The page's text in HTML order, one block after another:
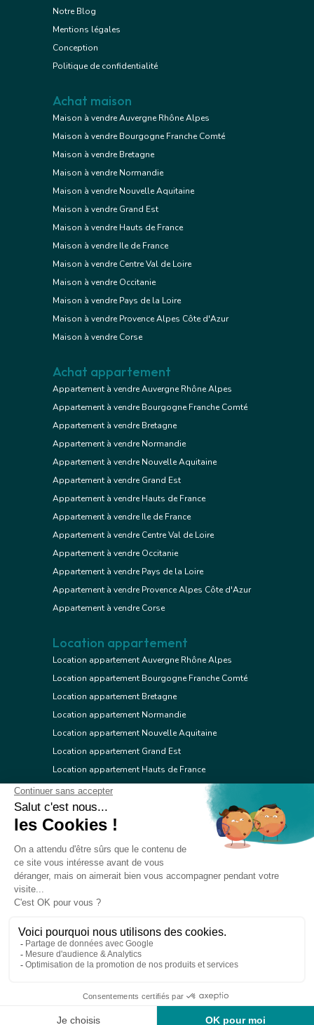
Notre Blog
Mentions légales
Conception
Politique de confidentialité
© 2026 Réseau immobilier l'Adresse
Achat maison
Maison à vendre Auvergne Rhône Alpes
Maison à vendre Bourgogne Franche Comté
Maison à vendre Bretagne
Maison à vendre Normandie
Maison à vendre Nouvelle Aquitaine
Maison à vendre Grand Est
Maison à vendre Hauts de France
Maison à vendre Ile de France
Maison à vendre Centre Val de Loire
Maison à vendre Occitanie
Maison à vendre Pays de la Loire
Maison à vendre Provence Alpes Côte d'Azur
Maison à vendre Corse
Achat appartement
Appartement à vendre Auvergne Rhône Alpes
Appartement à vendre Bourgogne Franche Comté
Appartement à vendre Bretagne
Appartement à vendre Normandie
Appartement à vendre Nouvelle Aquitaine
Appartement à vendre Grand Est
Appartement à vendre Hauts de France
Appartement à vendre Ile de France
Appartement à vendre Centre Val de Loire
Appartement à vendre Occitanie
Appartement à vendre Pays de la Loire
Appartement à vendre Provence Alpes Côte d'Azur
Appartement à vendre Corse
Location appartement
Location appartement Auvergne Rhône Alpes
Location appartement Bourgogne Franche Comté
Location appartement Bretagne
Location appartement Normandie
Location appartement Nouvelle Aquitaine
Location appartement Grand Est
Location appartement Hauts de France
Location appartement Ile de France
Location appartement Centre Val de Loire
Location appartement Occitanie
Location appartement Provence Alpes Côte d'Azur
Location appartement Corse
Webdesign by Tod.